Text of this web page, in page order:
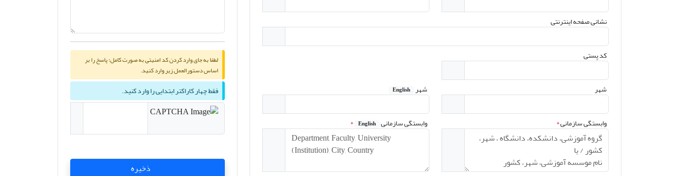
نشانی صفحه اینترنتی
کد پستی
شهر شهر English
وابستگی سازمانی* وابستگی سازمانی English
*
لطفا به جای وارد کردن کد امنیتی به صورت کامل؛ پاسخ را بر
اساس دستورالعمل زیر وارد کنید.
فقط چهار کاراکتر ابتدایی را وارد کنید.
ذخیره